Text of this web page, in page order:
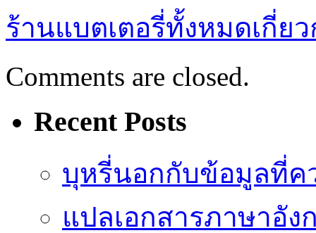
ร้านแบตเตอรี่ทั้งหมดเกี่ย
Comments are closed.
Recent Posts
บุหรี่นอกกับข้อมูลที่ค
แปลเอกสารภาษาอั